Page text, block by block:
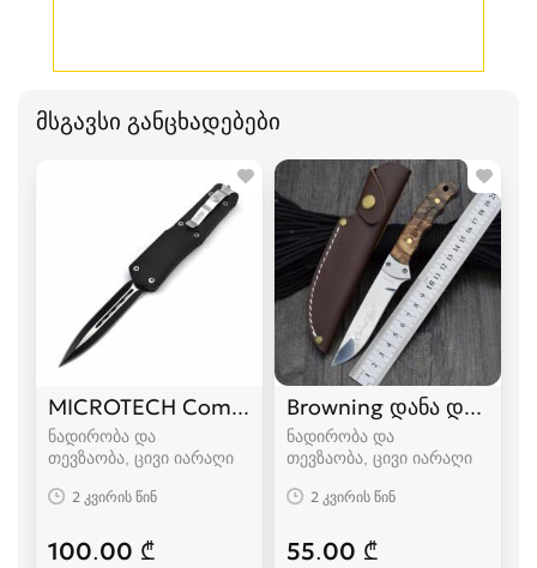
მსგავსი განცხადებები
MICROTECH Combat Troodon დანა დანები
ნადირობა და
თევზაობა, ცივი იარაღი
2 კვირის წინ
100.00 ₾
Browning დანა დანები
ნადირობა და
თევზაობა, ცივი იარაღი
2 კვირის წინ
55.00 ₾